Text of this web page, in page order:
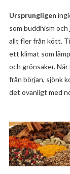
Ursprungligen
som buddhism
allt fler från kött.
ett klimat som
och grönsaker.
från början, sjönk
det ovanligt med